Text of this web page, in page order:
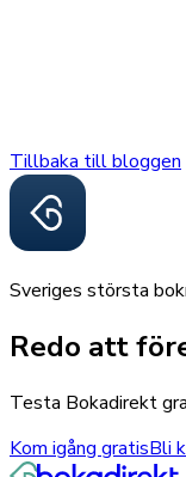
Tillbaka till bloggen
Sveriges största
Redo att
Testa Bokadirekt
Kom igång gratisBli